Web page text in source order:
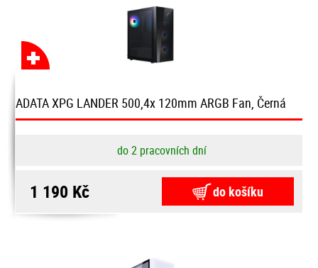
ADATA XPG LANDER 500,4x 120mm ARGB Fan, Černá
do 2 pracovních dní
1 190 Kč do košíku